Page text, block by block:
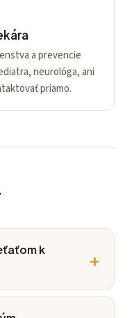
a prevencie
neurológa, ani
priamo.
k